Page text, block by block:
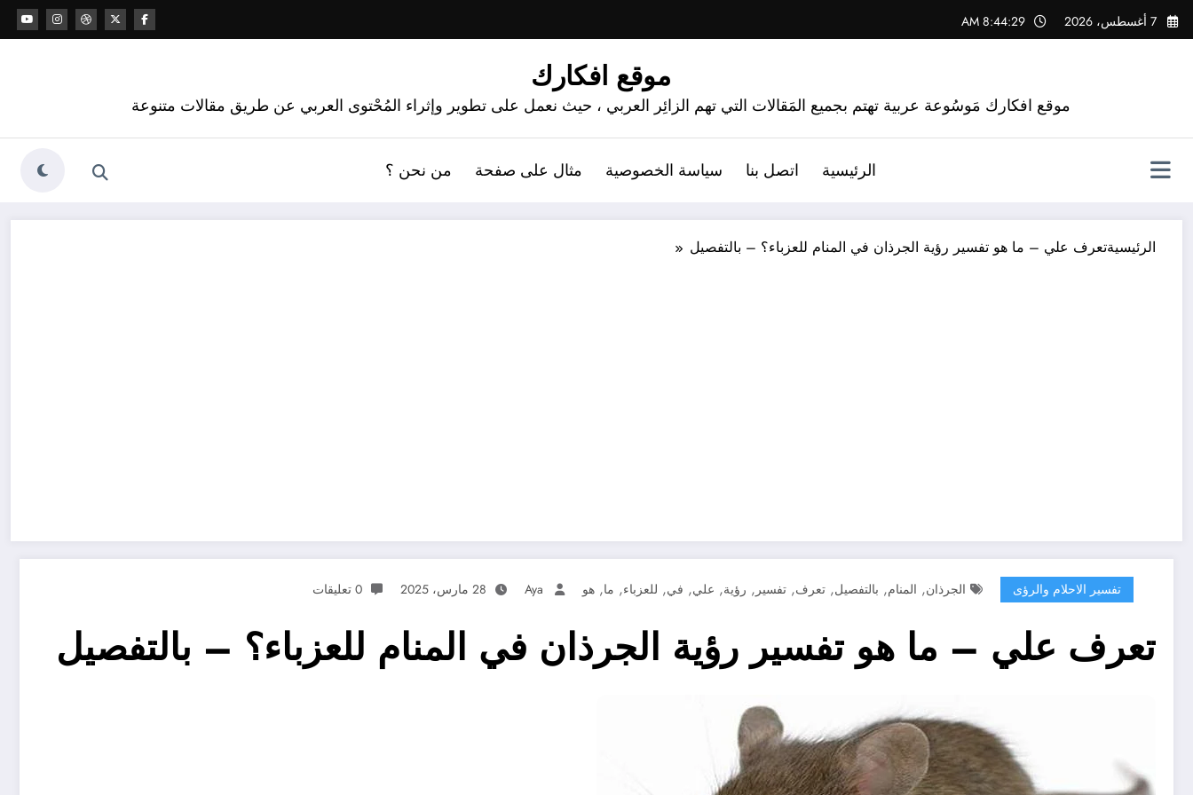
التجاوز
إلى
7 أغسطس، 2026 8:44:30 AM
موقع افكارك
موقع افكارك مَوسُوعة عربية تهتم بجميع المَقالات التي تهم الزائِر العربي ، حيث نعمل على تطوير وإثراء المُحْتوى العربي عن طريق مقالات متنوعة
الرئيسية اتصل بنا سياسة الخصوصية مثال على صفحة من نحن ؟
الرئيسيةتعرف علي – ما هو تفسير رؤية الجرذان في المنام للعزباء؟ – بالتفصيل
تفسير الاحلام والرؤى الجرذان, المنام, بالتفصيل, تعرف, تفسير , رؤية, علي, في, للعزباء, ما, هو Aya 28 مارس، 2025 0 تعليقات
تعرف علي – ما هو تفسير رؤية الجرذان في المنام للعزباء؟ – بالتفصيل